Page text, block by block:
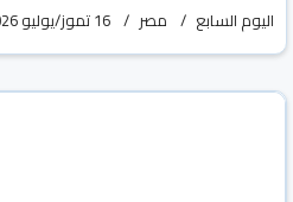
اليوم السابع مصر 16 تموز/يوليو 2026